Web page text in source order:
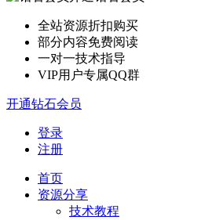
全站资源折扣购买
部分内容免费阅读
一对一技术指导
VIP用户专属QQ群
开通钻石会员
登录
注册
首页
资源分享
技术教程